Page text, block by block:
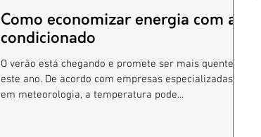
Como economizar energia com ar
condicionado
O verão está chegando e promete ser mais quente
este ano. De acordo com empresas especializadas
em meteorologia, a temperatura pode...